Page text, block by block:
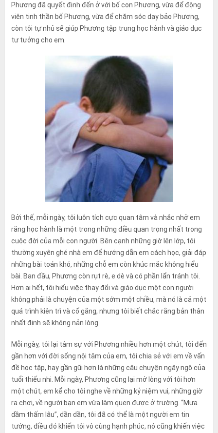
Phương đã quyết định đến ở với bố con Phương, vừa để động
viên tinh thần bố Phương, vừa để chăm sóc dạy bảo Phương,
còn tôi tự nhủ sẽ giúp Phương tập trung học hành và giáo dục
tư tưởng cho em.
Bởi thế, mỗi ngày, tôi luôn tích cực quan tâm và nhắc nhở em
rằng học hành là một trong những điều quan trọng nhất trong
cuộc đời của mỗi con người. Bên cạnh những giờ lên lớp, tôi
thường xuyên ghé nhà em để hướng dẫn em cách học, giải đáp
những bài toán khó, những chỗ em còn khúc mắc không hiểu
bài. Ban đầu, Phương còn rụt rè, e dè và có phần lẩn tránh tôi.
Hơn ai hết, tôi hiểu việc thay đổi và giáo dục một con người
không phải là chuyện của một sớm một chiều, mà nó là cả một
quá trình kiên trì và cố gắng, nhưng tôi biết chắc rằng bản thân
nhất định sẽ không nản lòng.
Mỗi ngày, tôi lại tâm sự với Phương nhiều hơn một chút, tôi đến
gần hơn với đời sống nội tâm của em, tôi chia sẻ với em về vấn
đề học tập, hay gần gũi hơn là những câu chuyện ngây ngô của
tuổi thiếu nhi. Mỗi ngày, Phương cũng lại mở lòng với tôi hơn
một chút, em kể cho tôi nghe về những kỷ niệm vui, những giờ
ra chơi, về người bạn em vừa làm quen được ở trường. “Mưa
dầm thấm lâu”, dần dần, tôi đã có thể là một người em tin
tưởng, điều đó khiến tôi vô cùng hạnh phúc, nó cũng khiến việc